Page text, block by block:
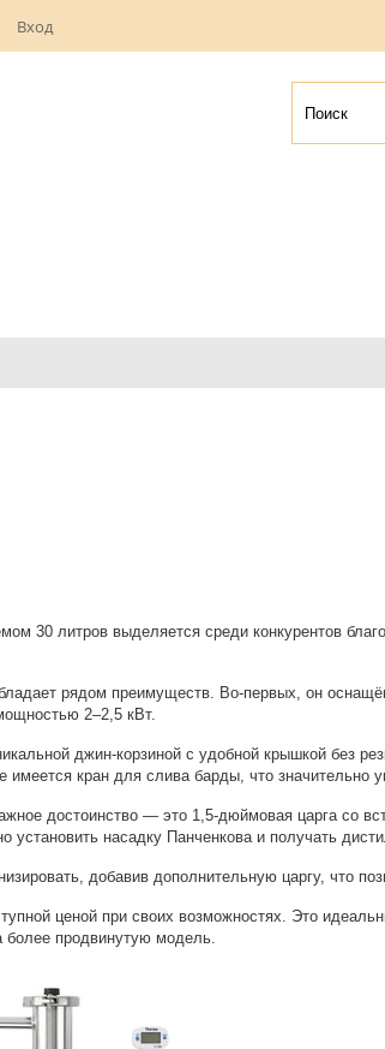
Вход
30 литров выделяется среди конкурентов
рядом преимуществ. Во-первых, он
2–2,5 кВт.
джин-корзиной с удобной крышкой без
имеется кран для слива барды, что значительно
достоинство — это 1,5-дюймовая царга со
насадку Панченкова и получать
добавив дополнительную царгу, что
ценой при своих возможностях. Это
более продвинутую модель.